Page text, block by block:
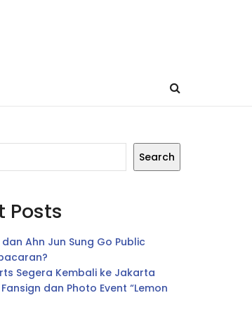
Search
Posts
Ahn Jun Sung Go Public
Segera Kembali ke Jakarta
dan Photo Event “Lemon